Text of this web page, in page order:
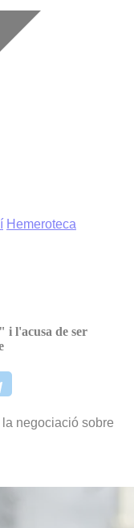
Hemeroteca
i l'acusa de ser
negociació sobre